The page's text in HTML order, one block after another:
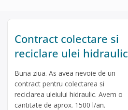
Contract colectare si
reciclare ulei hidraulic
Buna ziua. As avea nevoie de un
contract pentru colectarea si
reciclarea uleiului hidraulic. Avem o
cantitate de aprox. 1500 l/an.